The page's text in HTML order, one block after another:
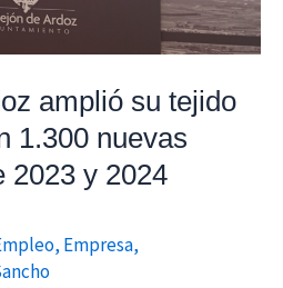
amplió su tejido
1.300 nuevas
2023 y 2024
, Empresa,